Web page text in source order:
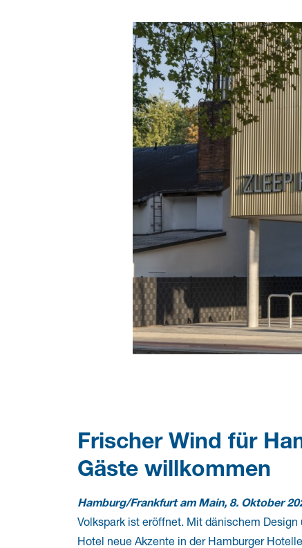
Frischer Wind für
Gäste willkommen
Hamburg/Frankfurt am Main, 8. Oktober
Volkspark ist eröffnet. Mit dänischem
Hotel neue Akzente in der Hamburger